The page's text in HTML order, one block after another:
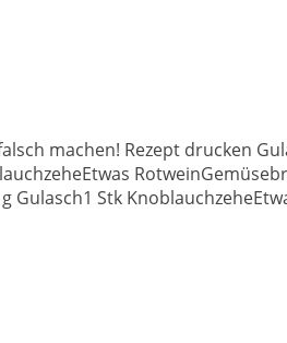
machen! Rezept drucken
Stk